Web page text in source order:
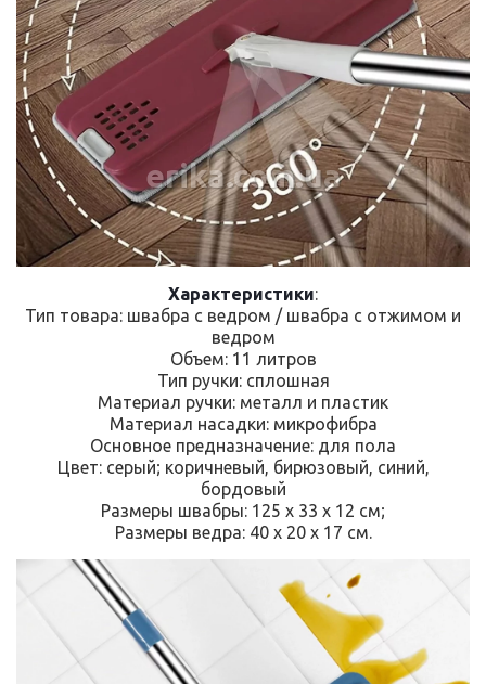
erika.com.ua
Характеристики:
Тип товара: швабра с ведром / швабра с отжимом и
ведром
Объем: 11 литров
Тип ручки: сплошная
Материал ручки: металл и пластик
Материал насадки: микрофибра
Основное предназначение: для пола
Цвет: серый; коричневый, бирюзовый, синий,
бордовый
Размеры швабры: 125 х 33 х 12 см;
Размеры ведра: 40 х 20 х 17 см.